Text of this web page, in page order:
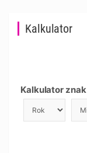
Kalkulator
Kalkulator